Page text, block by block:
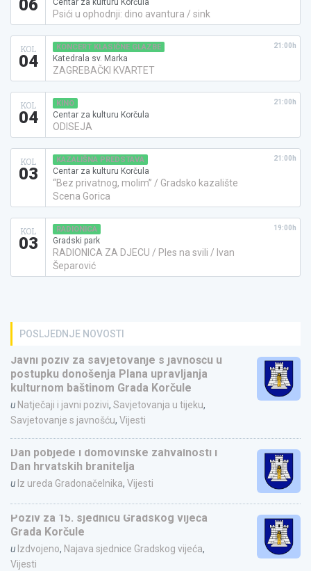
06 Centar za kulturu Korčula
Psići u ophodnji: dino avantura / sink
KOL
04
KONCERT KLASIČNE GLAZBE
Katedrala sv. Marka
ZAGREBAČKI KVARTET
21:00h
KOL
04
KINO
Centar za kulturu Korčula
ODISEJA
21:00h
KOL
03
KAZALIŠNA PREDSTAVA
Centar za kulturu Korčula
“Bez privatnog, molim” / Gradsko kazalište
Scena Gorica
21:00h
KOL
03
RADIONICA
Gradski park
RADIONICA ZA DJECU / Ples na svili / Ivan
Šeparović
19:00h
POSLJEDNJE NOVOSTI
Javni poziv za savjetovanje s javnošću u
postupku donošenja Plana upravljanja
kulturnom baštinom Grada Korčule
u Natječaji i javni pozivi, Savjetovanja u tijeku,
Savjetovanje s javnošću, Vijesti
Dan pobjede i domovinske zahvalnosti i
Dan hrvatskih branitelja
u Iz ureda Gradonačelnika, Vijesti
Poziv za 15. sjednicu Gradskog vijeća
Grada Korčule
u Izdvojeno, Najava sjednice Gradskog vijeća,
Vijesti